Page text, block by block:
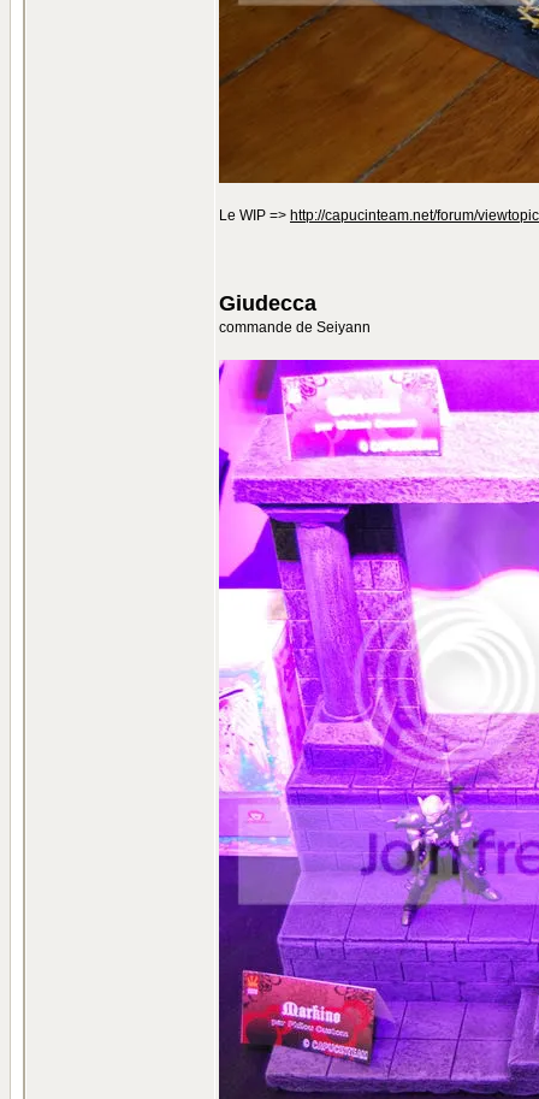
Le WIP => http://capucinteam.net/forum/
Giudecca
commande de Seiyann